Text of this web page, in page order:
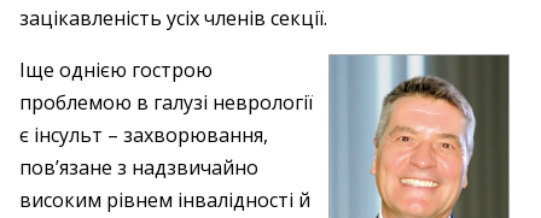
зацікавленість усіх членів секції.
Іще однією гострою
проблемою в галузі неврології
є інсульт – захворювання,
пов’язане з надзвичайно
високим рівнем інвалідності й